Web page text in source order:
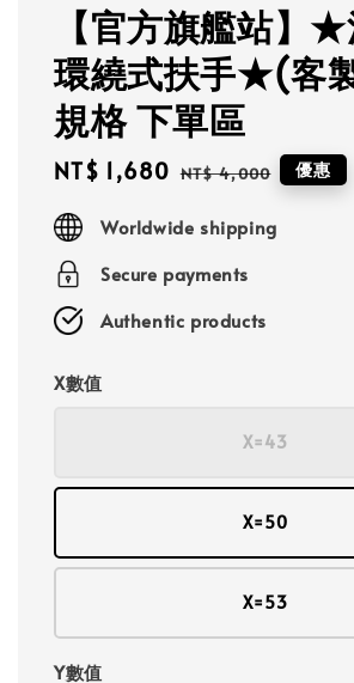
【官方旗艦站】
環繞式扶手★(客
規格 下單區
Sale
NT$ 1,680 Regular
NT$ 4,000 優惠
Worldwide shipping
Secure payments
Authentic products
X數值
X=43
X=50
X=53
Y數值